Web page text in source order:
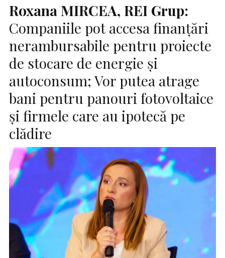
Roxana MIRCEA, REI Grup:
Companiile pot accesa finanțări
nerambursabile pentru proiecte
de stocare de energie și
autoconsum; Vor putea atrage
bani pentru panouri fotovoltaice
și firmele care au ipotecă pe
clădire